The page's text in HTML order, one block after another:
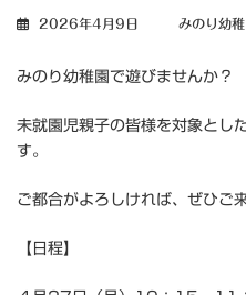
2026年4月9日 みのり幼
みのり幼稚園で遊びませんか？
未就園児親子の皆様を対象とし
す。
ご都合がよろしければ、ぜひご
【日程】